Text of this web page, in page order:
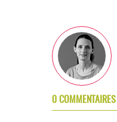
0 COMMENTAIRES